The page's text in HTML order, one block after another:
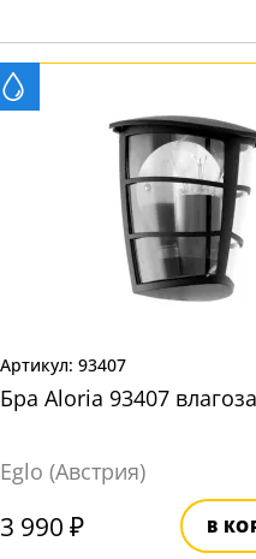
93407
Бра Aloria 93407
Eglo (Австрия)
3 990 ₽ В